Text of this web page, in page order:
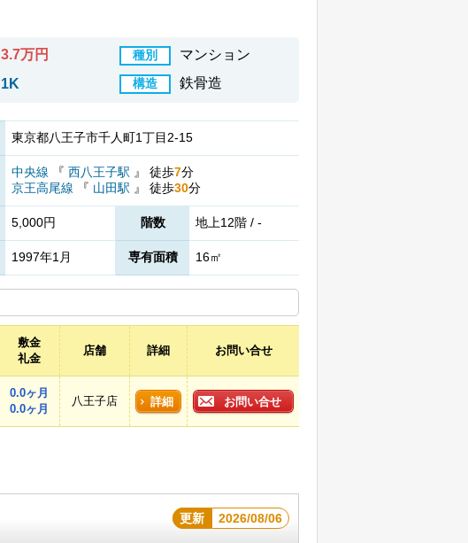
3.7万円 種別 マンション
1K 構造 鉄骨造
東京都八王子市千人町1丁目2-15
中央線 『 西八王子駅 』 徒歩7分
京王高尾線
『 山田駅 』 徒歩30分
5,000円 階数 地上12階 / -
1997年1月 専有面積 16㎡
敷金
礼金
店舗 詳細 お問い合せ
0.0ヶ月
0.0ヶ月
八王子店 詳細 お問い合せ
更新 2026/08/06